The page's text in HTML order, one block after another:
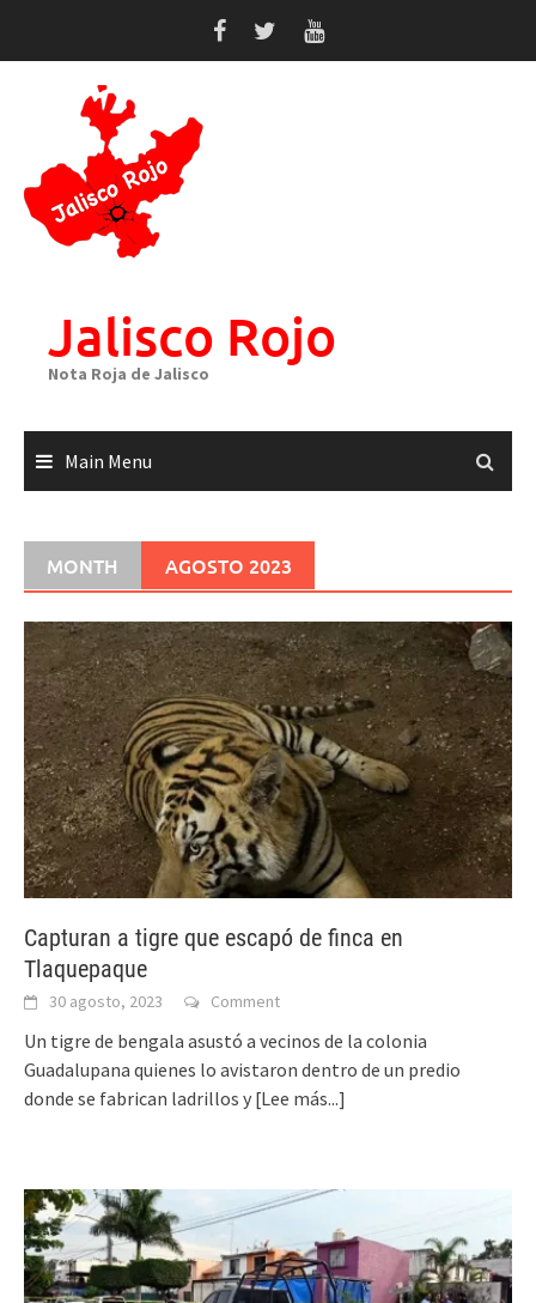
Jalisco Rojo
Nota Roja de Jalisco
Main Menu
MONTH AGOSTO 2023
Capturan a tigre que escapó de finca en
Tlaquepaque
30 agosto, 2023 Comment
Un tigre de bengala asustó a vecinos de la colonia
Guadalupana quienes lo avistaron dentro de un predio
donde se fabrican ladrillos y [Lee más...]